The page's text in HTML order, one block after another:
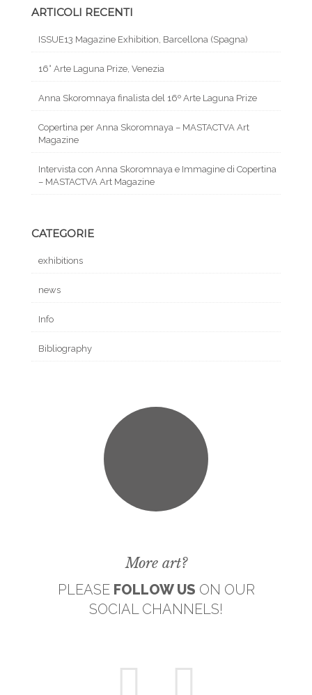
ARTICOLI RECENTI
ISSUE13 Magazine Exhibition, Barcellona (Spagna)
16° Arte Laguna Prize, Venezia
Anna Skoromnaya finalista del 16º Arte Laguna Prize
Copertina per Anna Skoromnaya – MASTACTVA Art
Magazine
Intervista con Anna Skoromnaya e Immagine di Copertina
– MASTACTVA Art Magazine
CATEGORIE
exhibitions
news
Info
Bibliography
More art?
PLEASE FOLLOW US ON OUR
SOCIAL CHANNELS!